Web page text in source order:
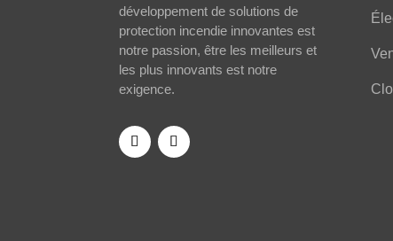
développement de solutions de
protection incendie innovantes est
notre passion, être les meilleurs et
les plus innovants est notre
exigence.